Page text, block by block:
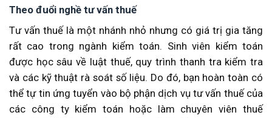
Theo đuổi nghề tư vấn thuế
Tư vấn thuế là một nhánh nhỏ nhưng có giá trị gia tăng
rất cao trong ngành kiểm toán. Sinh viên kiểm toán
được học sâu về luật thuế, quy trình thanh tra kiểm tra
và các kỹ thuật rà soát số liệu. Do đó, bạn hoàn toàn có
thể tự tin ứng tuyển vào bộ phận dịch vụ tư vấn thuế của
các công ty kiểm toán hoặc làm chuyên viên thuế